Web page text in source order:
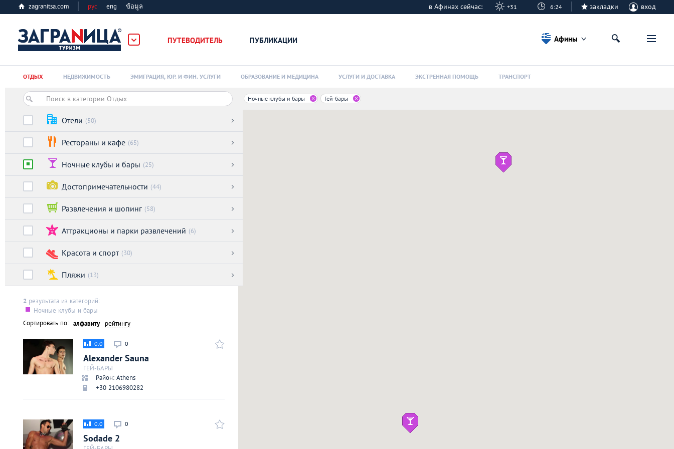
zagranitsa.com рус eng ข้อมูล в Афинах сейчас: +31 6:24 закладки вход
ПУТЕВОДИТЕЛЬ ПУБЛИКАЦИИ
Алматы
Киев
Лондон
Лос-Анджелес
Москва
Париж
Паттайя
Санкт-Петербург
Афины
ОТДЫХ НЕДВИЖИМОСТЬ ЭМИГРАЦИЯ, ЮР. И ФИН. УСЛУГИ ОБРАЗОВАНИЕ И МЕДИЦИНА УСЛУГИ И ДОСТАВКА ЭКСТРЕННАЯ ПОМОЩЬ ТРАНСПОРТ
Отели (50)
Рестораны и кафе (65)
Ночные клубы и бары (25)
Достопримечательности (44)
Развлечения и шопинг (58)
Аттракционы и парки развлечений (6)
Красота и спорт (30)
Пляжи (13)
2 результата из категорий:
Ночные клубы и бары
Сортировать по: алфавиту рейтингу
0
0.0
Alexander Sauna
ГЕЙ-БАРЫ
Район: Athens
+30 2106980282
0
0.0
Sodade 2
Ночные клубы и бары Гей-бары